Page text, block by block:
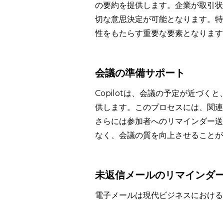
の要約を提供します。企業が取引
切な意思決定が可能となります。
性をもたらす重要な要素となります
会議の準備サポート
Copilotは、会議の予定が近づくと
供します。このプロセスには、関
さらには参加者へのリマインダー
なく、会議の質を向上させること
未返信メールのリマインダ
電子メールは現代ビジネスにおけ